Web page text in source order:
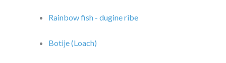
Rainbow fish - dugine ribe
Botije (Loach)